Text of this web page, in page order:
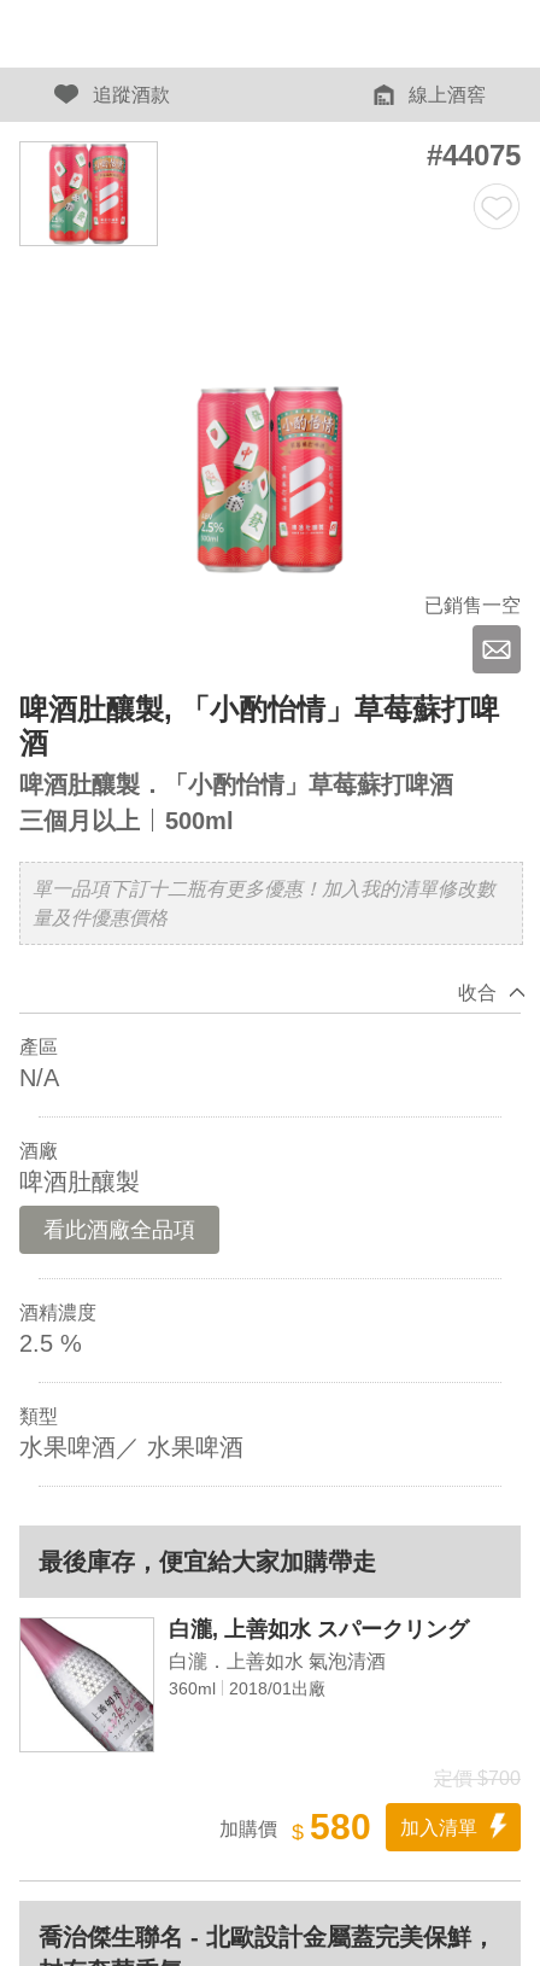
追蹤酒款 線上酒窖
#44075
已銷售一空
啤酒肚釀製, 「小酌怡情」草莓蘇打啤
酒
啤酒肚釀製．「小酌怡情」草莓蘇打啤酒
三個月以上
500ml
單一品項下訂十二瓶有更多優惠！加入我的清單修改數
量及件優惠價格
收合
產區
N/A
酒廠
啤酒肚釀製
看此酒廠全品項
酒精濃度
2.5 %
類型
水果啤酒／ 水果啤酒
最後庫存，便宜給大家加購帶走
白瀧, 上善如水 スパークリング
白瀧．上善如水 氣泡清酒
360ml 2018/01出廠
定價 $700
$ 580 加入清單
加購價
喬治傑生聯名 - 北歐設計金屬蓋完美保鮮，